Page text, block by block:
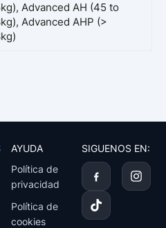
Advanced AH (45 to
Advanced AHP (>
AYUDA
Política de
privacidad
Política de
cookies
SIGUENOS EN:
I
n
s
T
i
t
o